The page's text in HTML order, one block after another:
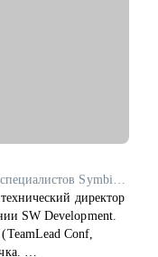
Директор центра подбора и оценки IT-специалистов SymbioWay
директор
SW Development.
Conf,